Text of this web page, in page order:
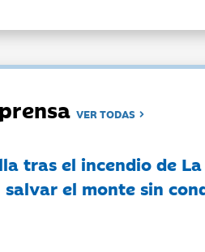
VER TODAS
tras el incendio de
el monte sin